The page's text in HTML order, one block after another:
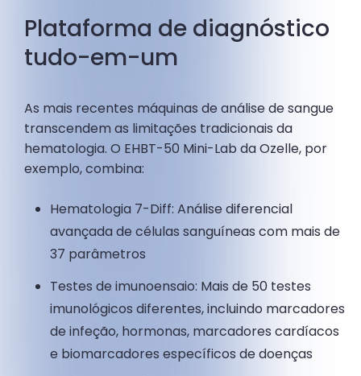
Plataforma de diagnóstico
tudo-em-um
As mais recentes máquinas de análise de sangue
transcendem as limitações tradicionais da
hematologia. O EHBT-50 Mini-Lab da Ozelle, por
exemplo, combina:
Hematologia 7-Diff: Análise diferencial
avançada de células sanguíneas com mais de
37 parâmetros
Testes de imunoensaio: Mais de 50 testes
imunológicos diferentes, incluindo marcadores
de infeção, hormonas, marcadores cardíacos
e biomarcadores específicos de doenças